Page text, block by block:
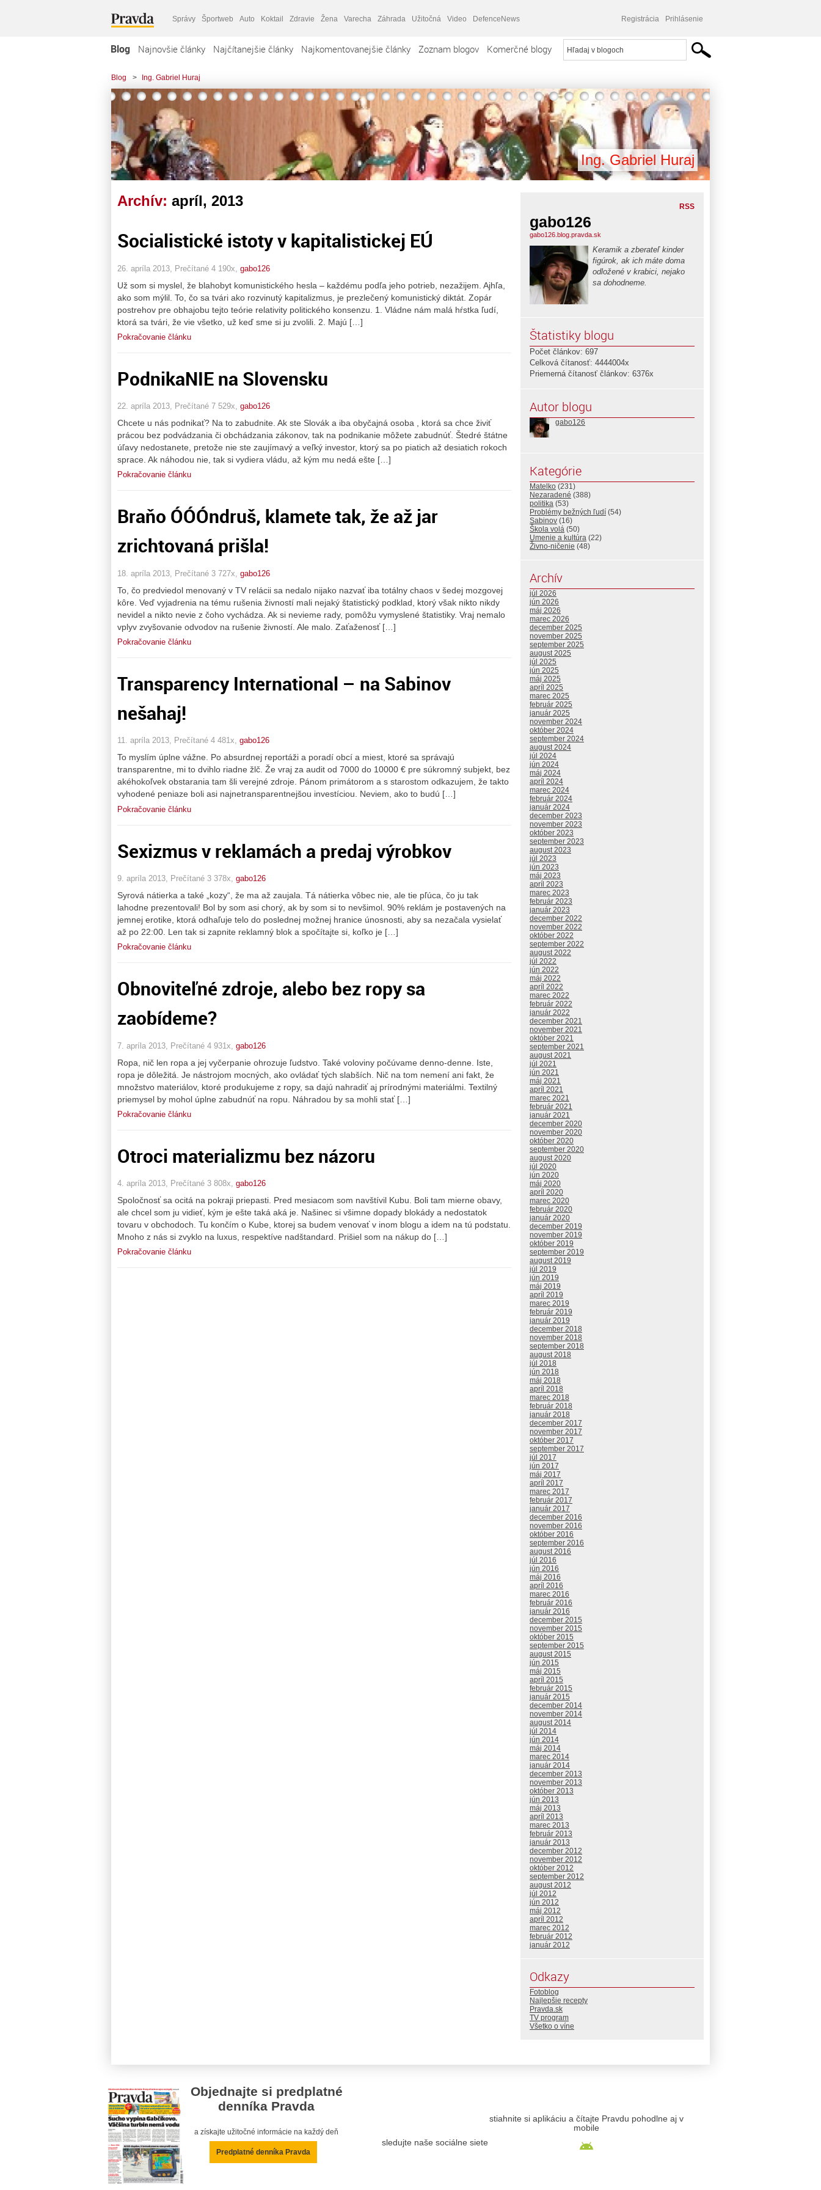
Správy Športweb Auto Koktail Zdravie Žena Varecha Záhrada Užitočná Video DefenceNews Registrácia Prihlásenie
Blog Najnovšie články Najčítanejšie články Najkomentovanejšie články Zoznam blogov Komerčné blogy
Blog > Ing. Gabriel Huraj
Ing. Gabriel Huraj
Archív: apríl, 2013
Socialistické istoty v kapitalistickej EÚ
26. apríla 2013, Prečítané 4 190x, gabo126
Už som si myslel, že blahobyt komunistického hesla – každému podľa jeho potrieb, nezažijem. Ajhľa,
ako som mýlil. To, čo sa tvári ako rozvinutý kapitalizmus, je prezlečený komunistický diktát. Zopár
postrehov pre obhajobu tejto teórie relativity politického konsenzu. 1. Vládne nám malá hŕstka ľudí,
ktorá sa tvári, že vie všetko, už keď sme si ju zvolili. 2. Majú […]
Pokračovanie článku
PodnikaNIE na Slovensku
22. apríla 2013, Prečítané 7 529x, gabo126
Chcete u nás podnikať? Na to zabudnite. Ak ste Slovák a iba obyčajná osoba , ktorá sa chce živiť
prácou bez podvádzania či obchádzania zákonov, tak na podnikanie môžete zabudnúť. Štedré štátne
úľavy nedostanete, pretože nie ste zaujímavý a veľký investor, ktorý sa po piatich až desiatich rokoch
sprace. Ak náhodou nie, tak si vydiera vládu, až kým mu nedá ešte […]
Pokračovanie článku
Braňo ÓÓÓndruš, klamete tak, že až jar
zrichtovaná prišla!
18. apríla 2013, Prečítané 3 727x, gabo126
To, čo predviedol menovaný v TV relácii sa nedalo nijako nazvať iba totálny chaos v šedej mozgovej
kôre. Veď vyjadrenia na tému rušenia živností mali nejaký štatistický podklad, ktorý však nikto nikdy
nevidel a nikto nevie z čoho vychádza. Ak si nevieme rady, pomôžu vymyslené štatistiky. Vraj nemalo
vplyv zvyšovanie odvodov na rušenie živností. Ale malo. Zaťaženosť […]
Pokračovanie článku
Transparency International – na Sabinov
nešahaj!
11. apríla 2013, Prečítané 4 481x, gabo126
To myslím úplne vážne. Po absurdnej reportáži a poradí obcí a miest, ktoré sa správajú
transparentne, mi to dvihlo riadne žlč. Že vraj za audit od 7000 do 10000 € pre súkromný subjekt, bez
akéhokoľvek obstarania tam šli verejné zdroje. Pánom primátorom a s starostom odkazujem, že takto
vyhodené peniaze boli asi najnetransparentnejšou investíciou. Neviem, ako to budú […]
Pokračovanie článku
Sexizmus v reklamách a predaj výrobkov
9. apríla 2013, Prečítané 3 378x, gabo126
Syrová nátierka a také „kozy“, že ma až zaujala. Tá nátierka vôbec nie, ale tie pľúca, čo ju tak
lahodne prezentovali! Bol by som asi chorý, ak by som si to nevšimol. 90% reklám je postavených na
jemnej erotike, ktorá odhaľuje telo do poslednej možnej hranice únosnosti, aby sa nezačala vysielať
až po 22:00. Len tak si zapnite reklamný blok a spočítajte si, koľko je […]
Pokračovanie článku
Obnoviteľné zdroje, alebo bez ropy sa
zaobídeme?
7. apríla 2013, Prečítané 4 931x, gabo126
Ropa, nič len ropa a jej vyčerpanie ohrozuje ľudstvo. Také voloviny počúvame denno-denne. Iste,
ropa je dôležitá. Je nástrojom mocných, ako ovládať tých slabších. Nič na tom nemení ani fakt, že
množstvo materiálov, ktoré produkujeme z ropy, sa dajú nahradiť aj prírodnými materiálmi. Textilný
priemysel by mohol úplne zabudnúť na ropu. Náhradou by sa mohli stať […]
Pokračovanie článku
Otroci materializmu bez názoru
4. apríla 2013, Prečítané 3 808x, gabo126
Spoločnosť sa ocitá na pokraji priepasti. Pred mesiacom som navštívil Kubu. Boli tam mierne obavy,
ale chcel som ju vidieť, kým je ešte taká aká je. Našinec si všimne dopady blokády a nedostatok
tovaru v obchodoch. Tu končím o Kube, ktorej sa budem venovať v inom blogu a idem na tú podstatu.
Mnoho z nás si zvyklo na luxus, respektíve nadštandard. Prišiel som na nákup do […]
Pokračovanie článku
RSS
gabo126
gabo126.blog.pravda.sk
Keramik a zberateľ kinder
figúrok, ak ich máte doma
odložené v krabici, nejako
sa dohodneme.
Štatistiky blogu
Počet článkov: 697
Celková čítanosť: 4444004x
Priemerná čítanosť článkov: 6376x
Autor blogu
gabo126
Kategórie
Matelko (231)
Nezaradené (388)
politika (53)
Problémy bežných ľudí (54)
Sabinov (16)
Škola volá (50)
Umenie a kultúra (22)
Živno-ničenie (48)
Archív
júl 2026
jún 2026
máj 2026
marec 2026
december 2025
november 2025
september 2025
august 2025
júl 2025
jún 2025
máj 2025
apríl 2025
marec 2025
február 2025
január 2025
november 2024
október 2024
september 2024
august 2024
júl 2024
jún 2024
máj 2024
apríl 2024
marec 2024
február 2024
január 2024
december 2023
november 2023
október 2023
september 2023
august 2023
júl 2023
jún 2023
máj 2023
apríl 2023
marec 2023
február 2023
január 2023
december 2022
november 2022
október 2022
september 2022
august 2022
júl 2022
jún 2022
máj 2022
apríl 2022
marec 2022
február 2022
január 2022
december 2021
november 2021
október 2021
september 2021
august 2021
júl 2021
jún 2021
máj 2021
apríl 2021
marec 2021
február 2021
január 2021
december 2020
november 2020
október 2020
september 2020
august 2020
júl 2020
jún 2020
máj 2020
apríl 2020
marec 2020
február 2020
január 2020
december 2019
november 2019
október 2019
september 2019
august 2019
júl 2019
jún 2019
máj 2019
apríl 2019
marec 2019
február 2019
január 2019
december 2018
november 2018
september 2018
august 2018
júl 2018
jún 2018
máj 2018
apríl 2018
marec 2018
február 2018
január 2018
december 2017
november 2017
október 2017
september 2017
júl 2017
jún 2017
máj 2017
apríl 2017
marec 2017
február 2017
január 2017
december 2016
november 2016
október 2016
september 2016
august 2016
júl 2016
jún 2016
máj 2016
apríl 2016
marec 2016
február 2016
január 2016
december 2015
november 2015
október 2015
september 2015
august 2015
jún 2015
máj 2015
apríl 2015
február 2015
január 2015
december 2014
november 2014
august 2014
júl 2014
jún 2014
máj 2014
marec 2014
január 2014
december 2013
november 2013
október 2013
jún 2013
máj 2013
apríl 2013
marec 2013
február 2013
január 2013
december 2012
november 2012
október 2012
september 2012
august 2012
júl 2012
jún 2012
máj 2012
apríl 2012
marec 2012
február 2012
január 2012
Odkazy
Fotoblog
Najlepšie recepty
Pravda.sk
TV program
Všetko o víne
Objednajte si predplatné
denníka Pravda
a získajte užitočné informácie na každý deň
Predplatné denníka Pravda
sledujte naše sociálne siete
stiahnite si aplikáciu a čítajte Pravdu pohodlne aj v
mobile